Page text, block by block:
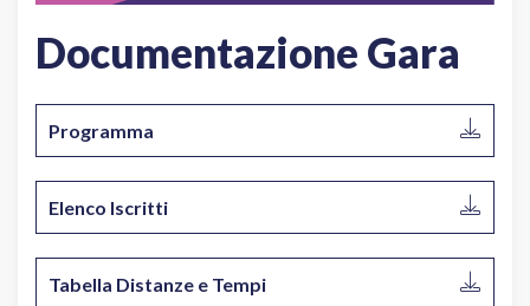
Documentazione Gara
Programma
Elenco Iscritti
Tabella Distanze e Tempi